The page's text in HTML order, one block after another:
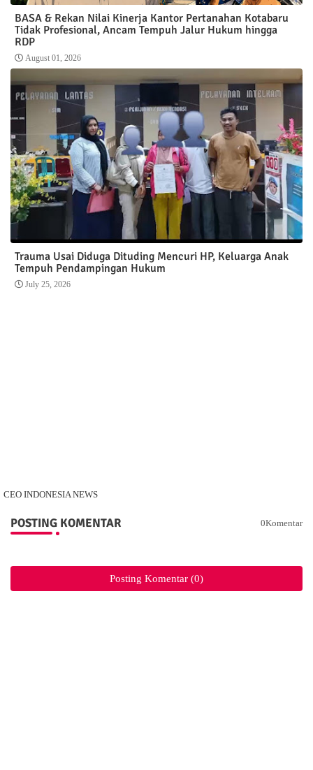
BASA & Rekan Nilai Kinerja Kantor Pertanahan Kotabaru
Tidak Profesional, Ancam Tempuh Jalur Hukum hingga
RDP
August 01, 2026
Trauma Usai Diduga Dituding Mencuri HP, Keluarga Anak
Tempuh Pendampingan Hukum
July 25, 2026
CEO INDONESIA NEWS
POSTING KOMENTAR 0Komentar
Posting Komentar (0)